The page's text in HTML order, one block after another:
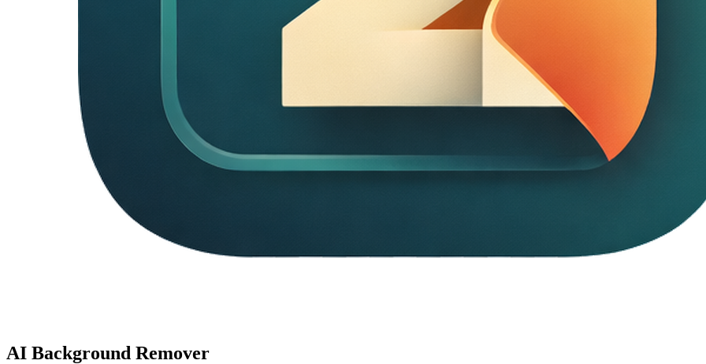
AI Background Remover